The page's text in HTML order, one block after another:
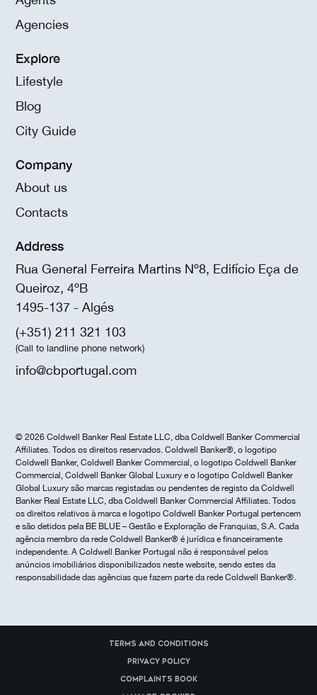
Agencies
Explore
Lifestyle
Blog
City Guide
Company
About us
Contacts
Address
Rua General Ferreira Martins Nº8, Edifício Eça de
Queiroz, 4ºB
1495-137 - Algés
(+351) 211 321 103
(Call to landline phone network)
info@cbportugal.com
© 2026 Coldwell Banker Real Estate LLC, dba Coldwell Banker Commercial
Affiliates. Todos os direitos reservados. Coldwell Banker®, o logotipo
Coldwell Banker, Coldwell Banker Commercial, o logotipo Coldwell Banker
Commercial, Coldwell Banker Global Luxury e o logotipo Coldwell Banker
Global Luxury são marcas registadas ou pendentes de registo da Coldwell
Banker Real Estate LLC, dba Coldwell Banker Commercial Affiliates. Todos
os direitos relativos à marca e logotipo Coldwell Banker Portugal pertencem
e são detidos pela BE BLUE – Gestão e Exploração de Franquias, S.A. Cada
agência membro da rede Coldwell Banker® é jurídica e financeiramente
independente. A Coldwell Banker Portugal não é responsável pelos
anúncios imobiliários disponibilizados neste website, sendo estes da
responsabilidade das agências que fazem parte da rede Coldwell Banker®.
Terms and Conditions
Privacy Policy
Complaints Book